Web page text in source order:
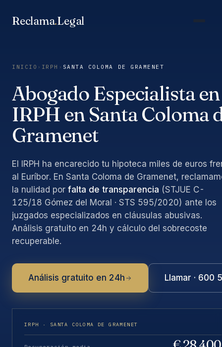
Reclama.Legal
INICIO › IRPH › SANTA COLOMA DE GRAMENET
Abogado Especialista en
IRPH en Santa Coloma
Gramenet
El IRPH ha encarecido tu hipoteca miles de euros
al Euríbor. En Santa Coloma de Gramenet,
la nulidad por falta de transparencia (STJUE C-
125/18 Gómez del Moral · STS 595/2020) ante los
juzgados especializados en cláusulas abusivas.
Análisis gratuito en 24h y cálculo del sobrecoste
recuperable.
Análisis gratuito en 24h Llamar · 600
IRPH · SANTA COLOMA DE GRAMENET